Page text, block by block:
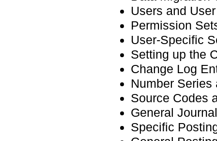
Users and
Permission
User-Specific
Setting up the
Change Log
Number
Source Codes
General
Specific